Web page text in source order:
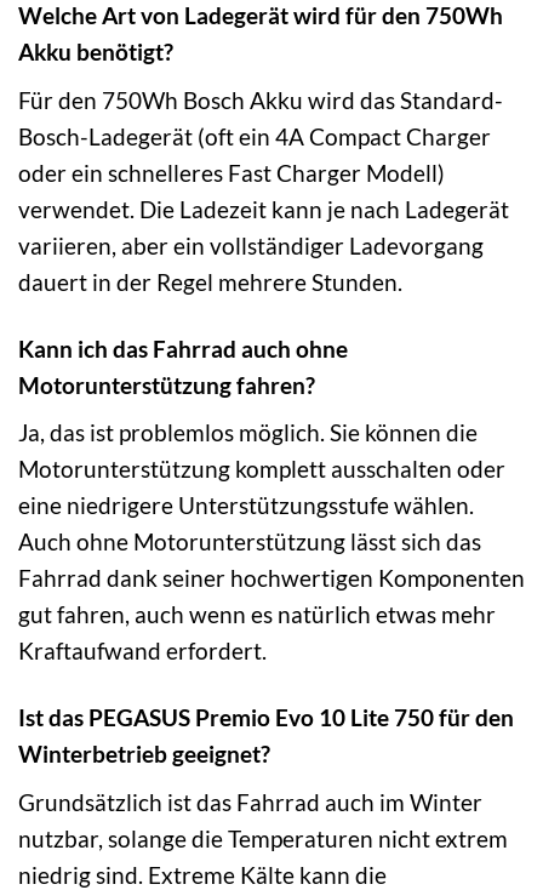
Welche Art von Ladegerät wird für den 750Wh
Akku benötigt?
Für den 750Wh Bosch Akku wird das Standard-
Bosch-Ladegerät (oft ein 4A Compact Charger
oder ein schnelleres Fast Charger Modell)
verwendet. Die Ladezeit kann je nach Ladegerät
variieren, aber ein vollständiger Ladevorgang
dauert in der Regel mehrere Stunden.
Kann ich das Fahrrad auch ohne
Motorunterstützung fahren?
Ja, das ist problemlos möglich. Sie können die
Motorunterstützung komplett ausschalten oder
eine niedrigere Unterstützungsstufe wählen.
Auch ohne Motorunterstützung lässt sich das
Fahrrad dank seiner hochwertigen Komponenten
gut fahren, auch wenn es natürlich etwas mehr
Kraftaufwand erfordert.
Ist das PEGASUS Premio Evo 10 Lite 750 für den
Winterbetrieb geeignet?
Grundsätzlich ist das Fahrrad auch im Winter
nutzbar, solange die Temperaturen nicht extrem
niedrig sind. Extreme Kälte kann die